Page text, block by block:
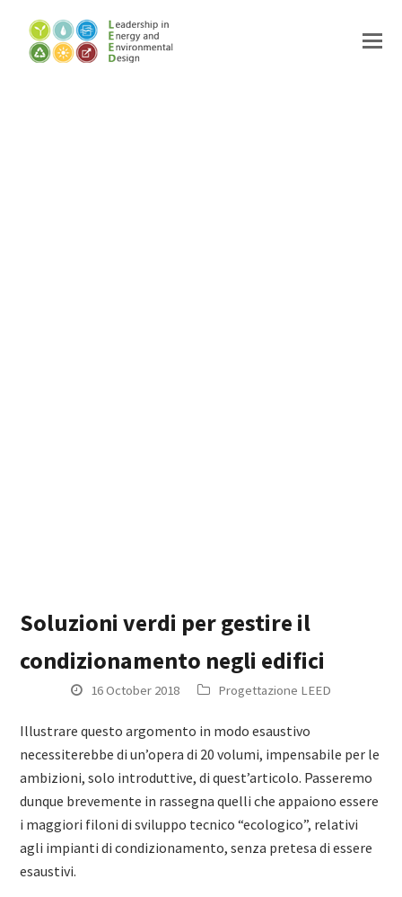
Soluzioni verdi per gestire il
condizionamento negli edifici
16 October 2018 Progettazione LEED
Illustrare questo argomento in modo esaustivo
necessiterebbe di un’opera di 20 volumi, impensabile per le
ambizioni, solo introduttive, di quest’articolo. Passeremo
dunque brevemente in rassegna quelli che appaiono essere
i maggiori filoni di sviluppo tecnico “ecologico”, relativi
agli impianti di condizionamento, senza pretesa di essere
esaustivi.